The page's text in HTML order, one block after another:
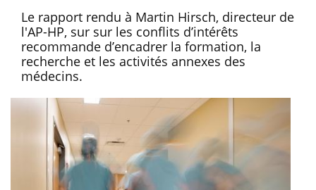
Le rapport rendu à Martin Hirsch, directeur de
l'AP-HP, sur sur les conflits d’intérêts
recommande d’encadrer la formation, la
recherche et les activités annexes des
médecins.